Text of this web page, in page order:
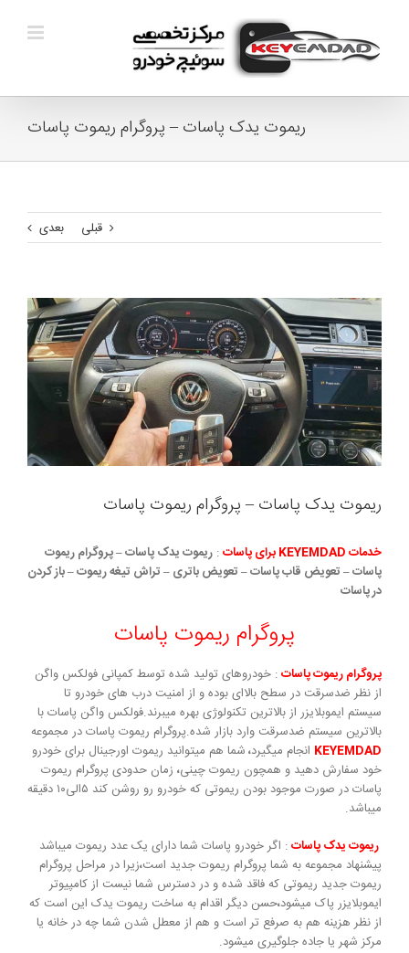
content
ریموت یدک پاسات – پروگرام ریموت پاسات
قبلی بعدی
View
Larger
Image
ریموت یدک پاسات – پروگرام ریموت پاسات
خدمات KEYEMDAD برای پاسات : ریموت یدک پاسات – پروگرام ریموت
پاسات – تعویض قاب پاسات – تعویض باتری – تراش تیغه ریموت – باز کردن
در پاسات
پروگرام ریموت پاسات
پروگرام ریموت پاسات: خودروهای تولید شده توسط کمپانی فولکس واگن
از نظر ضدسرقت در سطح بالاای بوده و از امنیت درب های خودرو تا
سیستم ایموبلایزر از بالاترین تکنولوژی بهره میبرند.فولکس واگن پاسات با
بالاترین سیستم ضدسرقت وارد بازار شده.پروگرام ریموت پاسات در مجموعه
KEYEMDAD انجام میگیرد،شما هم میتوانید ریموت اورجینال برای خودرو
خود سفارش دهید و همچون ریموت چینی، زمان حدودی پروگرام ریموت
پاسات در صورت موجود بودن ریموتی که خودرو رو روشن کند ۵الی۱۰ دقیقه
میباشد.
ریموت یدک پاسات: اگر خودرو پاسات شما دارای یک عدد ریموت میباشد
پیشنهاد مجموعه به شما پروگرام ریموت جدید است،زیرا در مراحل پروگرام
ریموت جدید ریموتی که فاقد شده و در دسترس شما نیست از کامپیوتر
ایموبلایزر پاک میشود،حسن دیگر اقدام به ساخت ریموت یدک این است که
از نظر هزینه هم به صرفع تر است و هم از معطل شدن شما چه در خانه یا
مرکز شهر یا جاده جلوگیری میشود.